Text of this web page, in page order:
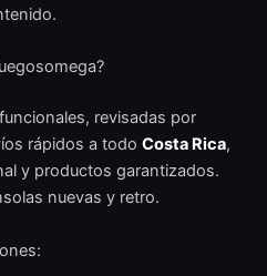
revisadas por
rápidos a todo Costa Rica,
y productos garantizados.
nuevas y retro.